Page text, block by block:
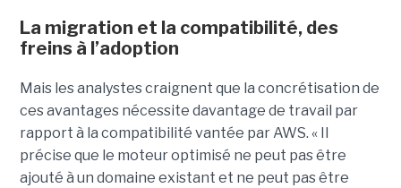
La migration et la compatibilité, des
freins à l’adoption
Mais les analystes craignent que la concrétisation de
ces avantages nécessite davantage de travail par
rapport à la compatibilité vantée par AWS. « Il
précise que le moteur optimisé ne peut pas être
ajouté à un domaine existant et ne peut pas être